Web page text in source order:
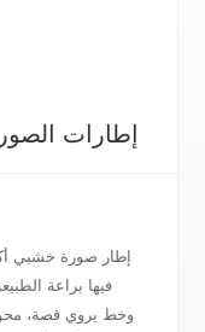
إطارات
إطار صورة خشبي
فيها براعة
وخط يروي قصة،